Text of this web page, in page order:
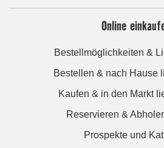
Online
Bestellmöglichkeiten &
Bestellen & nach Hause
Kaufen & in den Markt
Reservieren &
Prospekte und